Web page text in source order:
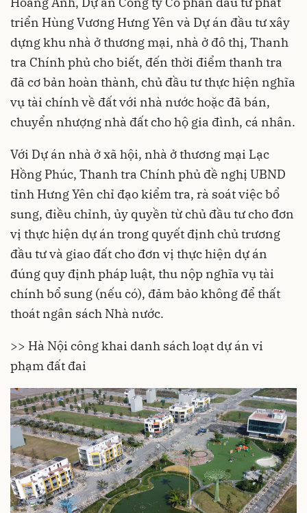
triển Hùng Vương Hưng Yên và Dự án đầu tư xây
dựng khu nhà ở thương mại, nhà ở đô thị, Thanh
tra Chính phủ cho biết, đến thời điểm thanh tra
đã cơ bản hoàn thành, chủ đầu tư thực hiện nghĩa
vụ tài chính về đất với nhà nước hoặc đã bán,
chuyển nhượng nhà đất cho hộ gia đình, cá nhân.
Với Dự án nhà ở xã hội, nhà ở thương mại Lạc
Hồng Phúc, Thanh tra Chính phủ đề nghị UBND
tỉnh Hưng Yên chỉ đạo kiểm tra, rà soát việc bổ
sung, điều chỉnh, ủy quyền từ chủ đầu tư cho đơn
vị thực hiện dự án trong quyết định chủ trương
đầu tư và giao đất cho đơn vị thực hiện dự án
đúng quy định pháp luật, thu nộp nghĩa vụ tài
chính bổ sung (nếu có), đảm bảo không để thất
thoát ngân sách Nhà nước.
>> Hà Nội công khai danh sách loạt dự án vi
phạm đất đai